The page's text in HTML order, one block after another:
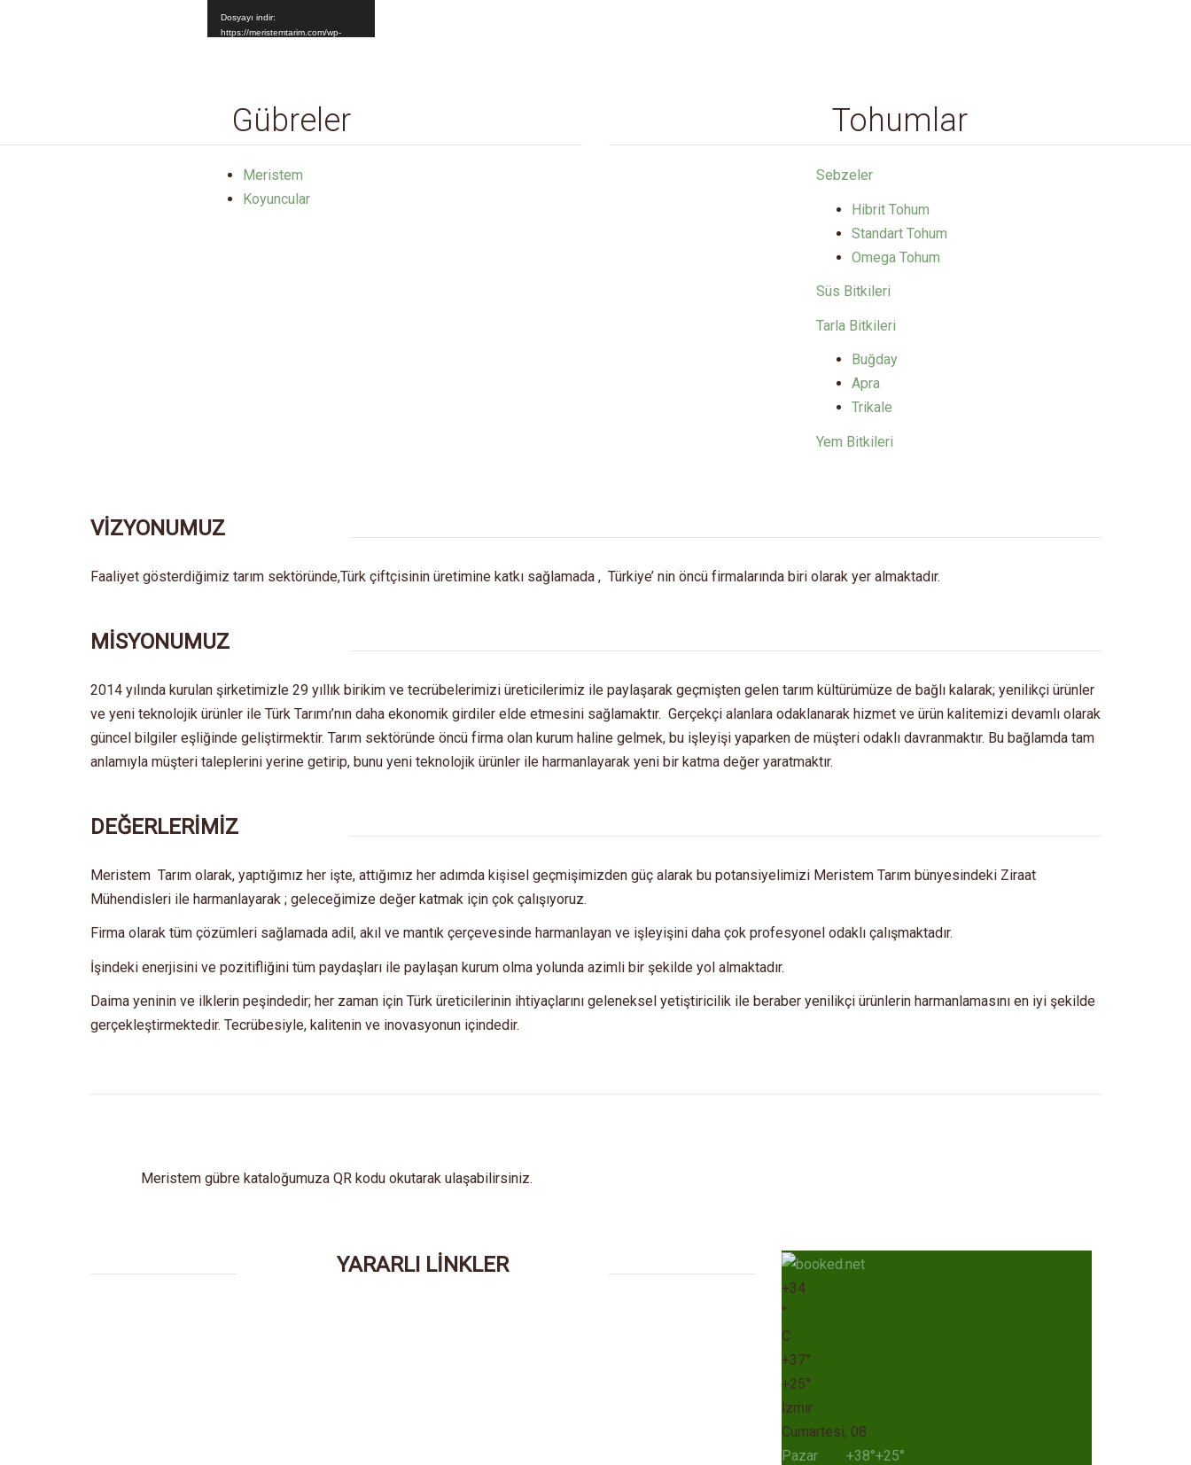
Dosyayı indir:
https://meristemtarim.com/wp-
Gübreler
Meristem
Koyuncular
Tohumlar
Sebzeler
Hibrit Tohum
Standart Tohum
Omega Tohum
Süs Bitkileri
Tarla Bitkileri
Buğday
Apra
Trikale
Yem Bitkileri
VİZYONUMUZ
Faaliyet gösterdiğimiz tarım sektöründe,Türk çiftçisinin üretimine katkı sağlamada , Türkiye’ nin öncü firmalarında biri olarak yer almaktadır.
MİSYONUMUZ
2014 yılında kurulan şirketimizle 29 yıllık birikim ve tecrübelerimizi üreticilerimiz ile paylaşarak geçmişten gelen tarım kültürümüze de bağlı kalarak; yenilikçi ürünler
ve yeni teknolojik ürünler ile Türk Tarımı’nın daha ekonomik girdiler elde etmesini sağlamaktır. Gerçekçi alanlara odaklanarak hizmet ve ürün kalitemizi devamlı olarak
güncel bilgiler eşliğinde geliştirmektir. Tarım sektöründe öncü firma olan kurum haline gelmek, bu işleyişi yaparken de müşteri odaklı davranmaktır. Bu bağlamda tam
anlamıyla müşteri taleplerini yerine getirip, bunu yeni teknolojik ürünler ile harmanlayarak yeni bir katma değer yaratmaktır.
DEĞERLERİMİZ
Meristem Tarım olarak, yaptığımız her işte, attığımız her adımda kişisel geçmişimizden güç alarak bu potansiyelimizi Meristem Tarım bünyesindeki Ziraat
Mühendisleri ile harmanlayarak ; geleceğimize değer katmak için çok çalışıyoruz.
Firma olarak tüm çözümleri sağlamada adil, akıl ve mantık çerçevesinde harmanlayan ve işleyişini daha çok profesyonel odaklı çalışmaktadır.
İşindeki enerjisini ve pozitifliğini tüm paydaşları ile paylaşan kurum olma yolunda azimli bir şekilde yol almaktadır.
Daima yeninin ve ilklerin peşindedir; her zaman için Türk üreticilerinin ihtiyaçlarını geleneksel yetiştiricilik ile beraber yenilikçi ürünlerin harmanlamasını en iyi şekilde
gerçekleştirmektedir. Tecrübesiyle, kalitenin ve inovasyonun içindedir.
Meristem gübre kataloğumuza QR kodu okutarak ulaşabilirsiniz.
YARARLI LİNKLER
+34
°
C
+37°
+25°
İzmir
Cumartesi, 08
Pazar
+38°+25°